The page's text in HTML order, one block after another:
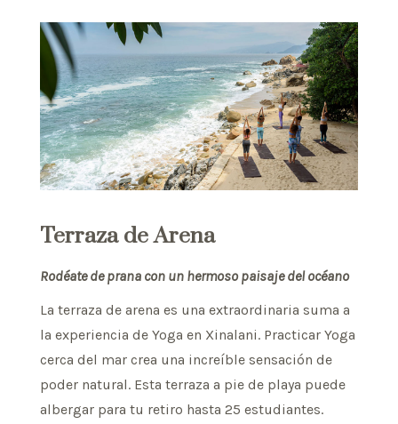
Terraza de Arena
Rodéate de prana con un hermoso paisaje del océano
La terraza de arena es una extraordinaria suma a
la experiencia de Yoga en Xinalani. Practicar Yoga
cerca del mar crea una increíble sensación de
poder natural. Esta terraza a pie de playa puede
albergar para tu retiro hasta 25 estudiantes.